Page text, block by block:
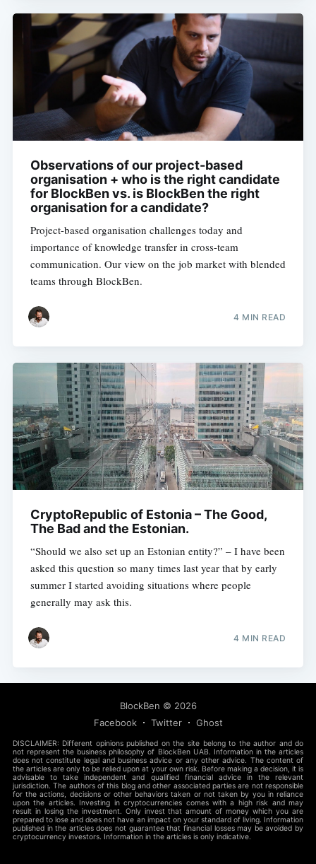
Observations of our project-based
organisation + who is the right candidate
for BlockBen vs. is BlockBen the right
organisation for a candidate?
Project-based organisation challenges today and
importance of knowledge transfer in cross-team
communication. Our view on the job market with blended
teams through BlockBen.
4 MIN READ
CryptoRepublic of Estonia – The Good,
The Bad and the Estonian.
“Should we also set up an Estonian entity?” – I have been
asked this question so many times last year that by early
summer I started avoiding situations where people
generally may ask this.
4 MIN READ
BlockBen © 2026
Facebook
Twitter Ghost
DISCLAIMER: Different opinions published on the site belong to the author and do
not represent the business philosophy of BlockBen UAB. Information in the articles
does not constitute legal and business advice or any other advice. The content of
the articles are only to be relied upon at your own risk. Before making a decision, it is
advisable to take independent and qualified financial advice in the relevant
jurisdiction. The authors of this blog and other associated parties are not responsible
for the actions, decisions or other behaviors taken or not taken by you in reliance
upon the articles. Investing in cryptocurrencies comes with a high risk and may
result in losing the investment. Only invest that amount of money which you are
prepared to lose and does not have an impact on your standard of living. Information
published in the articles does not guarantee that financial losses may be avoided by
cryptocurrency investors. Information in the articles is only indicative.